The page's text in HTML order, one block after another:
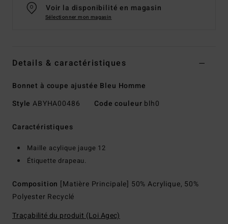
Voir la disponibilité en magasin
Sélectionner mon magasin
Details & caractéristiques
Bonnet à coupe ajustée Bleu Homme
Style ABYHA00486 Code couleur blh0
Caractéristiques
Maille acylique jauge 12
Étiquette drapeau.
Composition [Matière Principale] 50% Acrylique, 50%
Polyester Recyclé
Traçabilité du produit (Loi Agec)